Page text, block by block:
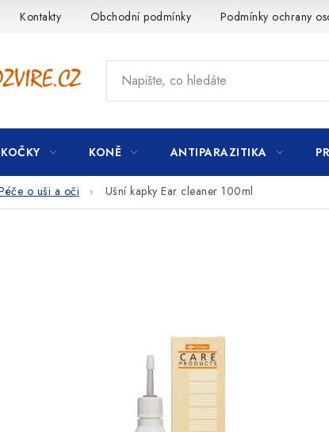
Kontakty Obchodní podmínky Podmínky ochrany
KOČKY KONĚ ANTIPARAZITIKA
o uši a oči Ušní kapky Ear cleaner 100ml